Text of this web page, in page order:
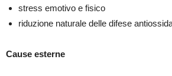
stress emotivo e fisico
riduzione naturale delle difese
Cause esterne